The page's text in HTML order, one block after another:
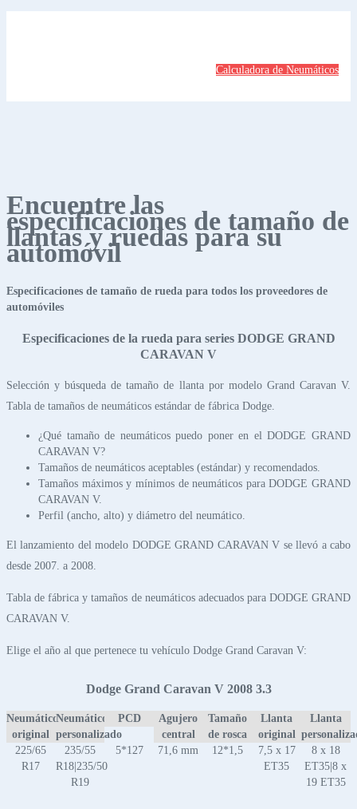
Calculadora de Neumáticos
Encuentre las
especificaciones de tamaño de
llantas y ruedas para su
automóvil
Especificaciones de tamaño de rueda para todos los proveedores de
automóviles
Especificaciones de la rueda para series DODGE GRAND
CARAVAN V
Selección y búsqueda de tamaño de llanta por modelo Grand Caravan V.
Tabla de tamaños de neumáticos estándar de fábrica Dodge.
¿Qué tamaño de neumáticos puedo poner en el DODGE GRAND
CARAVAN V?
Tamaños de neumáticos aceptables (estándar) y recomendados.
Tamaños máximos y mínimos de neumáticos para DODGE GRAND
CARAVAN V.
Perfil (ancho, alto) y diámetro del neumático.
El lanzamiento del modelo DODGE GRAND CARAVAN V se llevó a cabo
desde 2007. a 2008.
Tabla de fábrica y tamaños de neumáticos adecuados para DODGE GRAND
CARAVAN V.
Elige el año al que pertenece tu vehículo Dodge Grand Caravan V:
Dodge Grand Caravan V 2008 3.3
Neumático
original
Neumático
personalizado
PCD
Agujero
central
Tamaño
de rosca
Llanta
original
Llanta
225/65
R17
235/55
R18|235/50
R19
5*127 71,6 mm 12*1,5
7,5 x 17
ET35
8 x 18
ET35|8 x
19 ET35